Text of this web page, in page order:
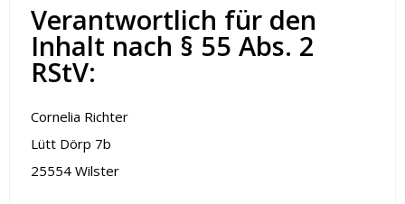
Verantwortlich für den
Inhalt nach § 55 Abs. 2
RStV:
Cornelia Richter
Lütt Dörp 7b
25554 Wilster